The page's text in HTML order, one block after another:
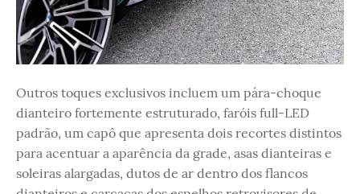
Outros toques exclusivos incluem um pára-choque
dianteiro fortemente estruturado, faróis full-LED
padrão, um capô que apresenta dois recortes distintos
para acentuar a aparência da grade, asas dianteiras e
soleiras alargadas, dutos de ar dentro dos flancos